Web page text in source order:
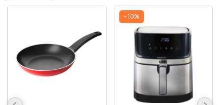
- 10%